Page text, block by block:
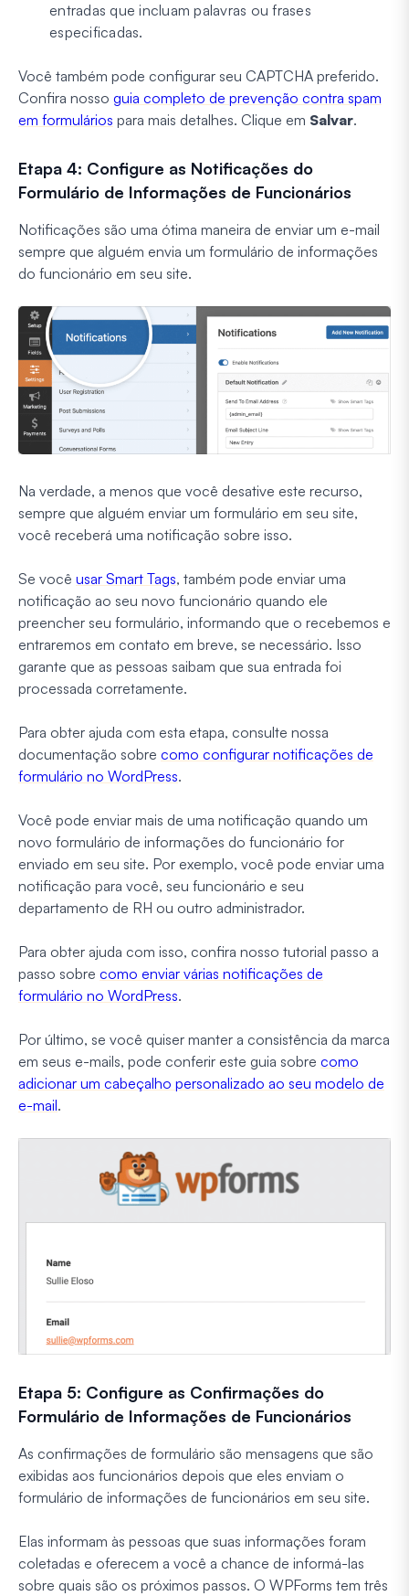
entradas que incluam palavras ou frases
especificadas.
Você também pode configurar seu CAPTCHA preferido.
Confira nosso guia completo de prevenção contra spam
em formulários para mais detalhes. Clique em Salvar.
Etapa 4: Configure as Notificações do
Formulário de Informações de Funcionários
Notificações são uma ótima maneira de enviar um e-mail
sempre que alguém envia um formulário de informações
do funcionário em seu site.
Na verdade, a menos que você desative este recurso,
sempre que alguém enviar um formulário em seu site,
você receberá uma notificação sobre isso.
Se você usar Smart Tags, também pode enviar uma
notificação ao seu novo funcionário quando ele
preencher seu formulário, informando que o recebemos e
entraremos em contato em breve, se necessário. Isso
garante que as pessoas saibam que sua entrada foi
processada corretamente.
Para obter ajuda com esta etapa, consulte nossa
documentação sobre como configurar notificações de
formulário no WordPress.
Você pode enviar mais de uma notificação quando um
novo formulário de informações do funcionário for
enviado em seu site. Por exemplo, você pode enviar uma
notificação para você, seu funcionário e seu
departamento de RH ou outro administrador.
Para obter ajuda com isso, confira nosso tutorial passo a
passo sobre como enviar várias notificações de
formulário no WordPress.
Por último, se você quiser manter a consistência da marca
em seus e-mails, pode conferir este guia sobre como
adicionar um cabeçalho personalizado ao seu modelo de
e-mail.
Etapa 5: Configure as Confirmações do
Formulário de Informações de Funcionários
As confirmações de formulário são mensagens que são
exibidas aos funcionários depois que eles enviam o
formulário de informações de funcionários em seu site.
Elas informam às pessoas que suas informações foram
coletadas e oferecem a você a chance de informá-las
sobre quais são os próximos passos. O WPForms tem três